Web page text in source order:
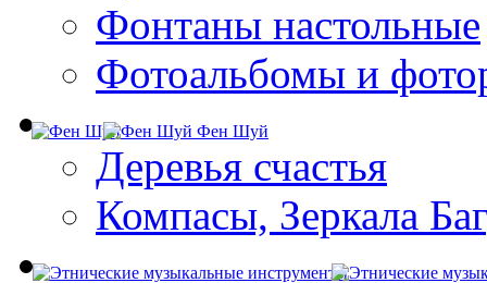
Фонтаны настольные
Фотоальбомы и
Фен Шуй
Деревья счастья
Компасы, Зеркала